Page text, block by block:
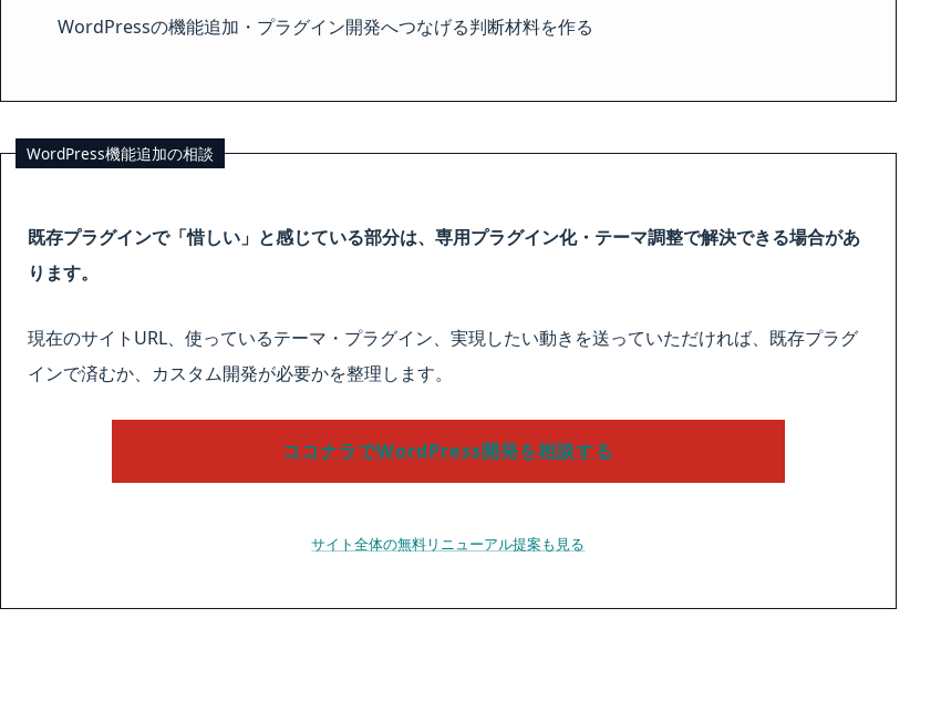
WordPressの機能追加・プラグイン開発へつなげる判断材料を作る
WordPress機能追加の相談
既存プラグインで「惜しい」と感じている部分は、専用プラグイン化・テーマ調整で解決できる場合があ
ります。
現在のサイトURL、使っているテーマ・プラグイン、実現したい動きを送っていただければ、既存プラグ
インで済むか、カスタム開発が必要かを整理します。
ココナラでWordPress開発を相談する
サイト全体の無料リニューアル提案も見る